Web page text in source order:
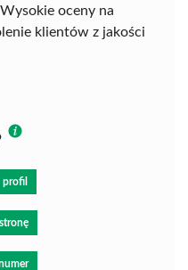
oceny na
klientów z jakości
profil